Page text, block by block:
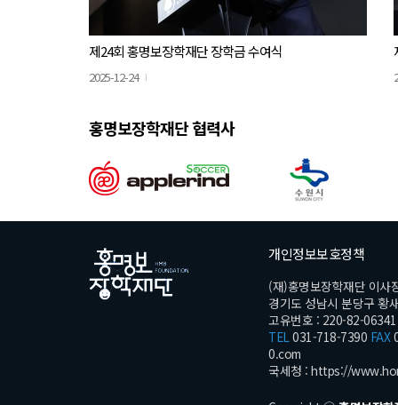
제24회 홍명보장학재단 장학금 수여식
2025-12-24
홍명보장학재단 협력사
개인정보보호정책
(재)홍명보장학재단 이사
경기도 성남시 분당구 황
고유번호 : 220-82-06341
TEL031-718-7390 FAX
0.com
국세청 : https://